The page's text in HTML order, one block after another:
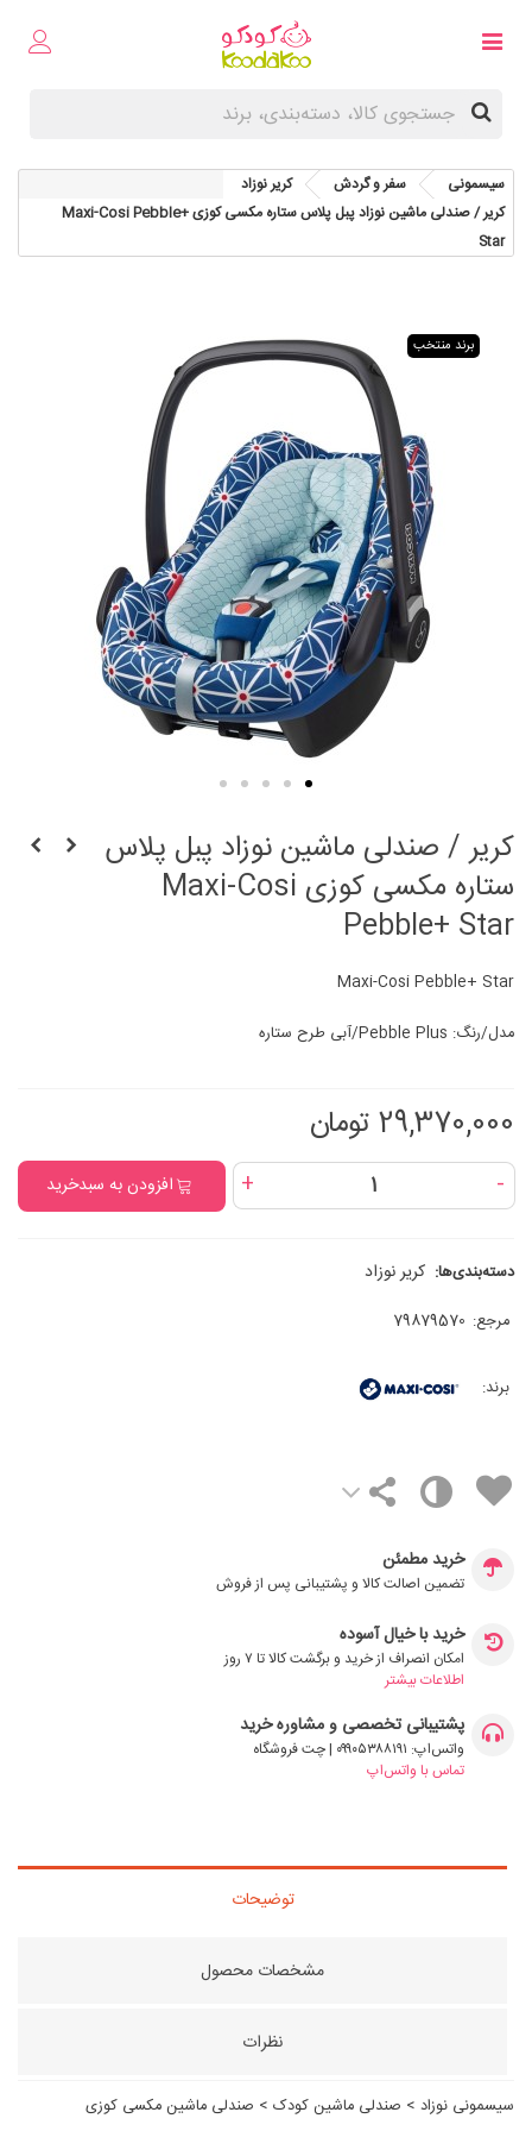
سیسمونی سفر و گردش
کریر نوزاد
کریر / صندلی ماشین نوزاد پبل پلاس ستاره مکسی کوزی Maxi-Cosi Pebble+
Star
برند منتخب
کریر / صندلی ماشین نوزاد پبل پلاس
ستاره مکسی کوزی Maxi-Cosi
Pebble+ Star
Maxi-Cosi Pebble+ Star
مدل/رنگ: Pebble Plus/آبی طرح ستاره
29,370,000 تومان
-
+ افزودن به سبدخرید
دسته‌بندی‌ها: کریر نوزاد
مرجع: 79879570
برند:
خرید مطمئن
تضمین اصالت کالا و پشتیبانی پس از فروش
خرید با خیال آسوده
امکان انصراف از خرید و برگشت کالا تا ۷ روز
اطلاعات بیشتر
پشتیبانی تخصصی و مشاوره خرید
واتس‌اپ: ۰۹۹۰۵۳۸۸۱۹۱ | چت فروشگاه
تماس با واتس‌اپ
توضیحات
مشخصات محصول
نظرات
سیسمونی نوزاد > صندلی ماشین کودک > صندلی ماشین مکسی کوزی